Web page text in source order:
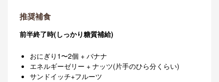
推奨補食
前半終了時(しっかり糖質補給)
おにぎり1〜2個 + バナナ
エネルギーゼリー + ナッツ(片手のひら分くらい)
サンドイッチ+フルーツ